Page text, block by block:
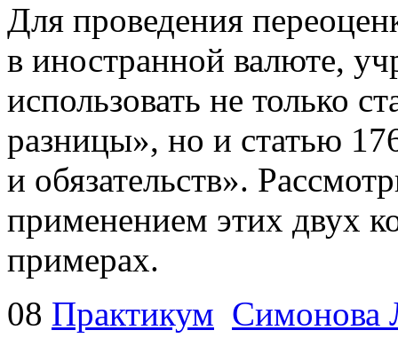
Для проведения
в иностранной валюте,
использовать не только
разницы», но и статью
и обязательств».
применением этих двух
примерах.
08 Практикум